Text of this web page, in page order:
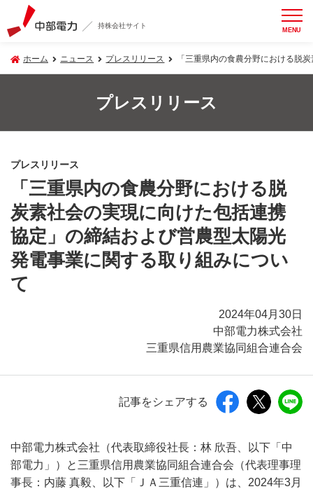
持株会社サイト MENU
ホーム ニュース プレスリリース 「三重県内の食農分野における脱
プレスリリース
プレスリリース
「三重県内の食農分野における脱
炭素社会の実現に向けた包括連携
協定」の締結および営農型太陽光
発電事業に関する取り組みについ
て
2024年04月30日
中部電力株式会社
三重県信用農業協同組合連合会
記事をシェアする
中部電力株式会社（代表取締役社長：林 欣吾、以下「中
部電力」）と三重県信用農業協同組合連合会（代表理事理
事長：内藤 真毅、以下「ＪＡ三重信連」）は、2024年3月